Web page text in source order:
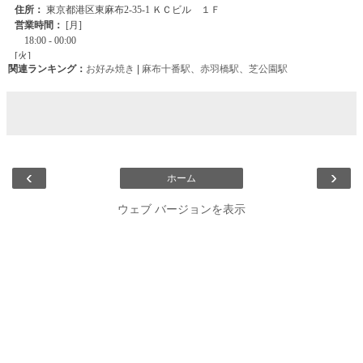
関連ランキング： お好み焼き 麻布十番駅、 赤羽橋駅、 芝公園駅
‹ ›
ホーム
ウェブ バージョンを表示